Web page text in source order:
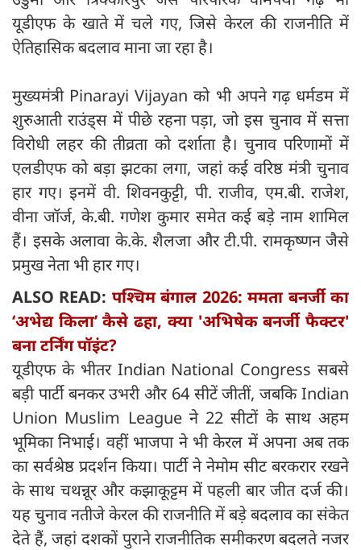
यूडीएफ के खाते में चले गए, जिसे केरल की राजनीति में
ऐतिहासिक बदलाव माना जा रहा है।
मुख्यमंत्री Pinarayi Vijayan को भी अपने गढ़ धर्मडम में
शुरुआती राउंड्स में पीछे रहना पड़ा, जो इस चुनाव में सत्ता
विरोधी लहर की तीव्रता को दर्शाता है। चुनाव परिणामों में
एलडीएफ को बड़ा झटका लगा, जहां कई वरिष्ठ मंत्री चुनाव
हार गए। इनमें वी. शिवनकुट्टी, पी. राजीव, एम.बी. राजेश,
वीना जॉर्ज, के.बी. गणेश कुमार समेत कई बड़े नाम शामिल
हैं। इसके अलावा के.के. शैलजा और टी.पी. रामकृष्णन जैसे
प्रमुख नेता भी हार गए।
ALSO READ: पश्चिम बंगाल 2026: ममता बनर्जी का
‘अभेद्य किला’ कैसे ढहा, क्या 'अभिषेक बनर्जी फैक्टर'
बना टर्निंग पॉइंट?
यूडीएफ के भीतर Indian National Congress सबसे
बड़ी पार्टी बनकर उभरी और 64 सीटें जीतीं, जबकि Indian
Union Muslim League ने 22 सीटों के साथ अहम
भूमिका निभाई। वहीं भाजपा ने भी केरल में अपना अब तक
का सर्वश्रेष्ठ प्रदर्शन किया। पार्टी ने नेमोम सीट बरकरार रखने
के साथ चथन्नूर और कझाकूट्टम में पहली बार जीत दर्ज की।
यह चुनाव नतीजे केरल की राजनीति में बड़े बदलाव का संकेत
देते हैं, जहां दशकों पुराने राजनीतिक समीकरण बदलते नजर